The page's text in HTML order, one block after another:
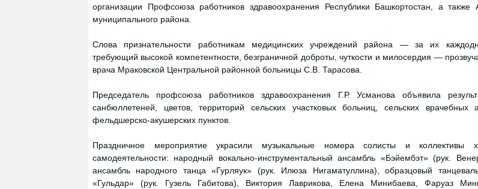
организации Профсоюза работников здравоохранения Республики Башкортостан, а также
муниципального района.
Слова признательности работникам медицинских учреждений района — за их
требующий высокой компетентности, безграничной доброты, чуткости и милосердия —
врача Мраковской Центральной районной больницы С.В. Тарасова.
Председатель профсоюза работников здравоохранения Г.Р. Усманова объявила
санбюллетеней, цветов, территорий сельских участковых больниц, сельских врачебных
фельдшерско-акушерских пунктов.
Праздничное мероприятие украсили музыкальные номера солисты и коллективы
самодеятельности: народный вокально-инструментальный ансамбль «Бэйембэт» (рук.
ансамбль народного танца «Гурляук» (рук. Илюза Нигаматуллина), образцовый
«Гульдар» (рук. Гузель Габитова), Виктория Лаврикова, Елена Минибаева, Фаруаз